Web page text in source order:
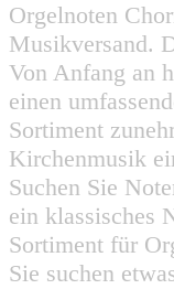
Orgelnoten
Musikversand.
Von Anfang an
einen
Sortiment
Kirchenmusik
Suchen Sie
ein klassisches
Sortiment für
Sie suchen